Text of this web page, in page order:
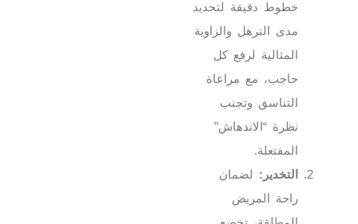
خطوط دقيقة لتحديد
مدى الترهل والزاوية
المثالية لرفع كل
حاجب، مع مراعاة
التناسق وتجنب
نظرة “الاندهاش”
المفتعلة.
التخدير: لضمان
راحة المريض